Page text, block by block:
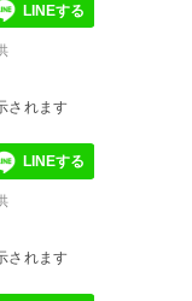
LINEする
されます
LINEする
されます